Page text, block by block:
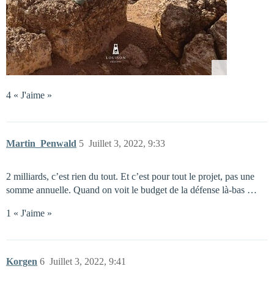
4 « J'aime »
Martin_Penwald Juillet 3, 2022, 9:33
5
2 milliards, c’est rien du tout. Et c’est pour tout le projet, pas une
somme annuelle. Quand on voit le budget de la défense là-bas …
1 « J'aime »
Korgen Juillet 3, 2022, 9:41
6